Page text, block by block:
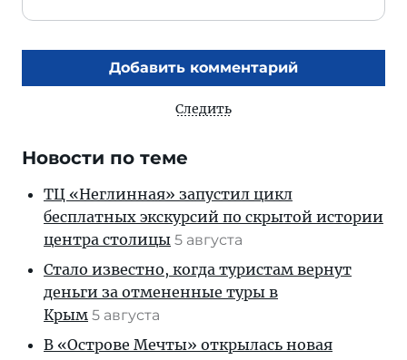
Добавить комментарий
Следить
Новости по теме
ТЦ «Неглинная» запустил цикл
бесплатных экскурсий по скрытой истории
центра столицы 5 августа
Стало известно, когда туристам вернут
деньги за отмененные туры в
Крым 5 августа
В «Острове Мечты» открылась новая